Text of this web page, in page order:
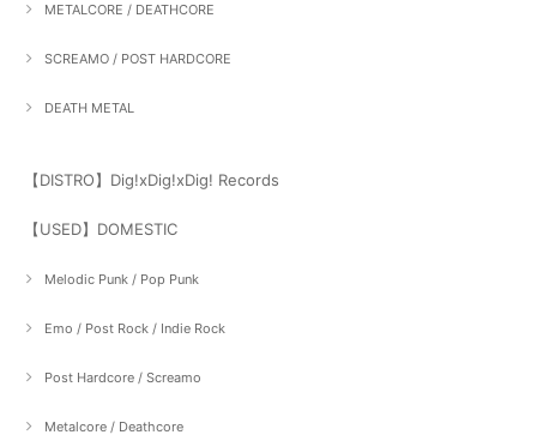
METALCORE / DEATHCORE
SCREAMO / POST HARDCORE
DEATH METAL
【DISTRO】Dig!xDig!xDig! Records
【USED】DOMESTIC
Melodic Punk / Pop Punk
Emo / Post Rock / Indie Rock
Post Hardcore / Screamo
Metalcore / Deathcore